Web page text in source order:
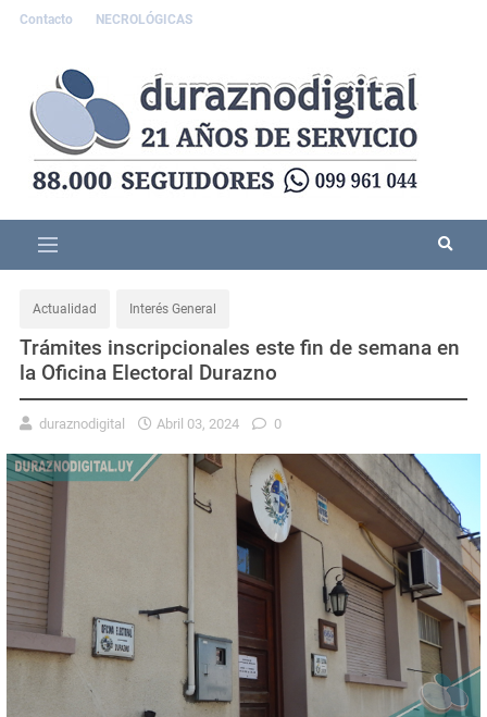
Contacto NECROLÓGICAS
Actualidad Interés General
Trámites inscripcionales este fin de semana en
la Oficina Electoral Durazno
duraznodigital Abril 03, 2024 0